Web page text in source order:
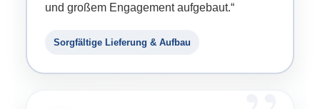
und großem Engagement aufgebaut.“
Sorgfältige Lieferung & Aufbau